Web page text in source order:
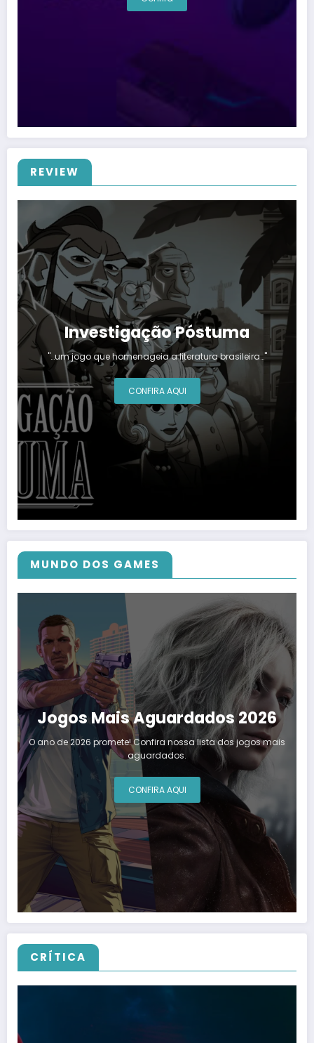
REVIEW
Investigação Póstuma
"…um jogo que homenageia a literatura brasileira…"
CONFIRA AQUI
MUNDO DOS GAMES
Jogos Mais Aguardados 2026
O ano de 2026 promete! Confira nossa lista dos jogos mais
aguardados.
CONFIRA AQUI
CRÍTICA